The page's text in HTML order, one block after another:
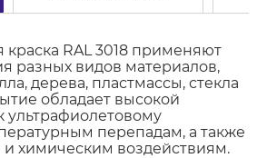
краска RAL 3018 применяют
разных видов материалов,
дерева, пластмассы, стекла
обладает высокой
ультрафиолетовому
перепадам, а также
химическим воздействиям.